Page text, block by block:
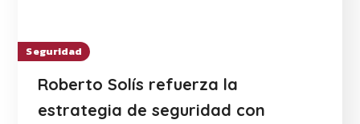
Seguridad
Roberto Solís refuerza la
estrategia de seguridad con